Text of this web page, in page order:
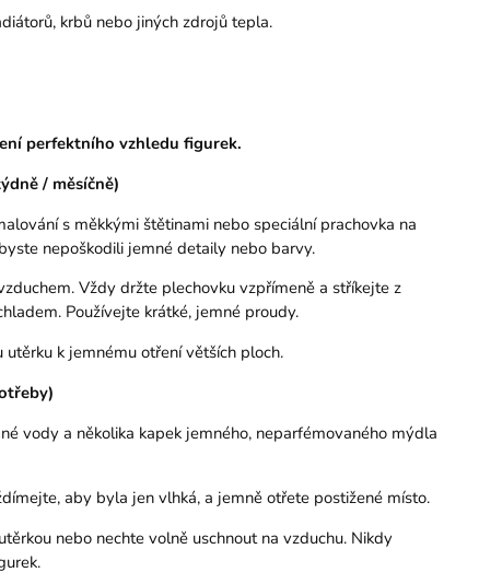
krbů nebo jiných zdrojů tepla.
perfektního vzhledu figurek.
/ měsíčně)
s měkkými štětinami nebo speciální prachovka na
nepoškodili jemné detaily nebo barvy.
Vždy držte plechovku vzpřímeně a stříkejte z
Používejte krátké, jemné proudy.
k jemnému otření větších ploch.
vody a několika kapek jemného, neparfémovaného mýdla
aby byla jen vlhká, a jemně otřete postižené místo.
nebo nechte volně uschnout na vzduchu. Nikdy